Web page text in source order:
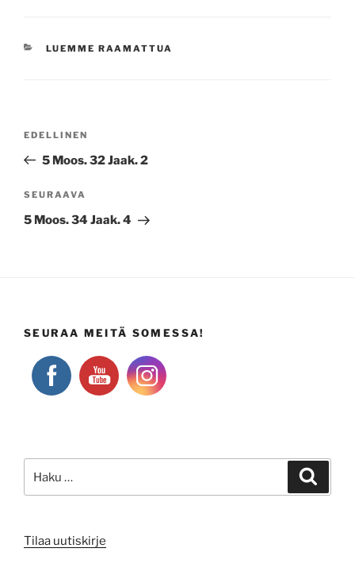
KATEGORIAT
LUEMME RAAMATTUA
Edellinen
artikkeli
EDELLINEN
5 Moos. 32 Jaak. 2
Seuraava
artikkeli
SEURAAVA
5 Moos. 34 Jaak. 4
SEURAA MEITÄ SOMESSA!
Tilaa uutiskirje